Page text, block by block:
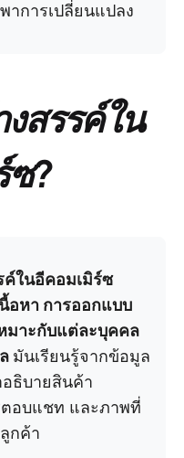
าการเปลี่ยนแปลง
งสรรค์ใน
ซ?
ค์ในอีคอมเมิร์ซ
อหา การออกแบบ
มาะกับแต่ละบุคคล
มันเรียนรู้จากข้อมูล
ธิบายสินค้า
อบแชท และภาพที่
กค้า